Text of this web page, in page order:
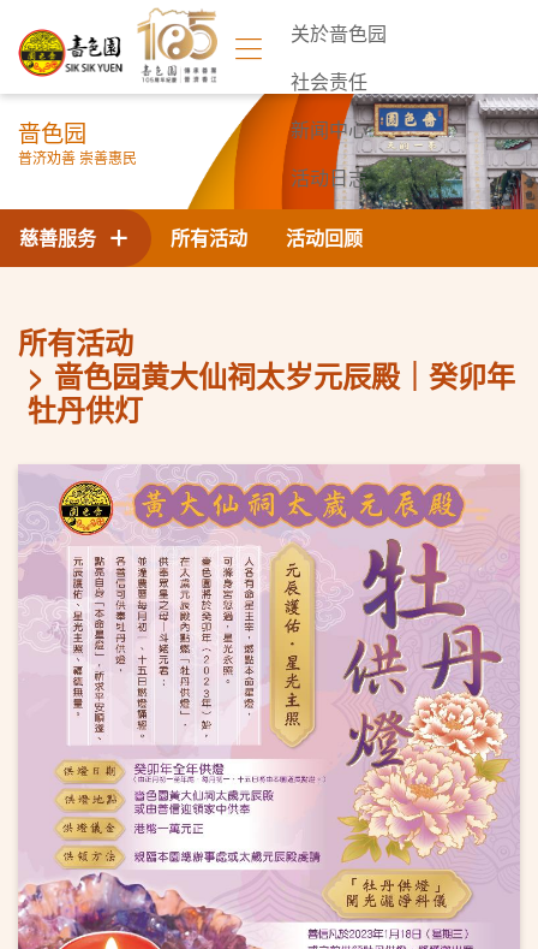
关於啬色园
社会责任
新闻中心
活动日志
联络我们
啬色园
普济劝善 崇善惠民
所有活动 活动回顾
慈善服务
所有活动
啬色园黄大仙祠太岁元辰殿｜癸卯年
牡丹供灯